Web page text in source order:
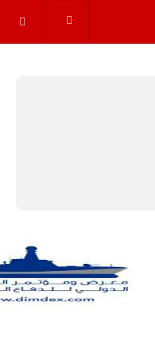
الخفيف